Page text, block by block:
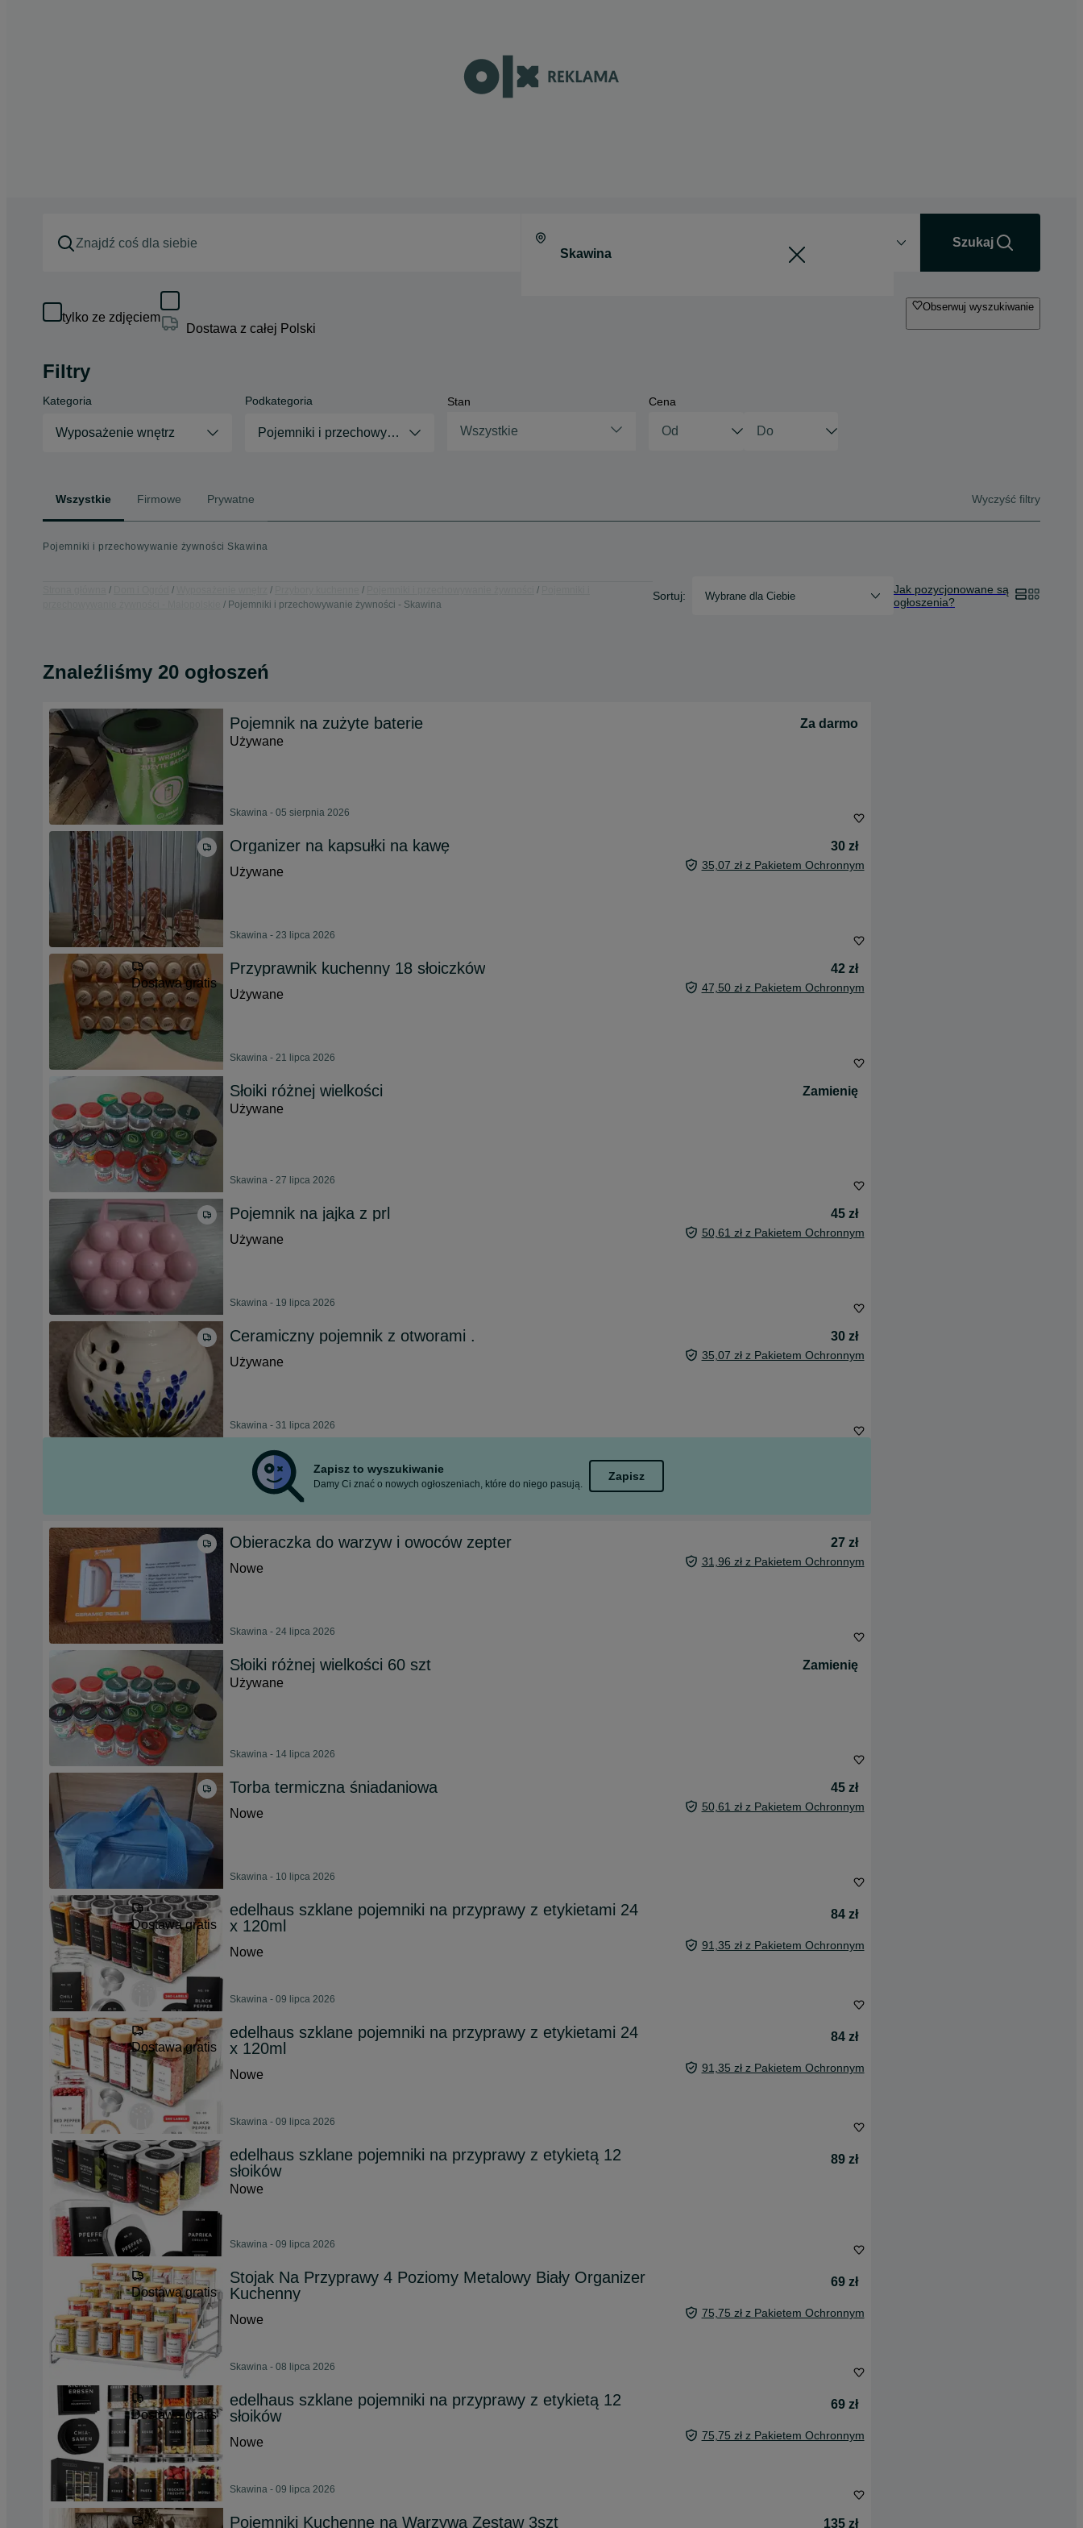
Szukaj
tylko ze zdjęciem
Dostawa z całej Polski
Obserwuj wyszukiwanie
Filtry
Kategoria
Wyposażenie wnętrz
Podkategoria
Pojemniki i przechowywanie żywności
Stan
Wszystkie
Cena
Wszystkie Firmowe Prywatne Wyczyść filtry
Pojemniki i przechowywanie żywności Skawina
Pojemniki i przechowywanie żywności - Skawina
Sortuj: Wybrane dla Ciebie
Jak pozycjonowane są
ogłoszenia?
Znaleźliśmy 20 ogłoszeń
Pojemnik na zużyte baterie
Za darmo
Używane
Skawina - 05 sierpnia 2026
Organizer na kapsułki na kawę
30 zł
Używane
35,07 zł z Pakietem Ochronnym
Skawina - 23 lipca 2026
Dostawa gratis
Przyprawnik kuchenny 18 słoiczków
42 zł
Używane
47,50 zł z Pakietem Ochronnym
Skawina - 21 lipca 2026
Słoiki różnej wielkości
Zamienię
Używane
Skawina - 27 lipca 2026
Pojemnik na jajka z prl
45 zł
Używane
50,61 zł z Pakietem Ochronnym
Skawina - 19 lipca 2026
Ceramiczny pojemnik z otworami .
30 zł
Używane
35,07 zł z Pakietem Ochronnym
Skawina - 31 lipca 2026
Zapisz to wyszukiwanie
Damy Ci znać o nowych ogłoszeniach, które do niego pasują.
Zapisz
Obieraczka do warzyw i owoców zepter
27 zł
Nowe
31,96 zł z Pakietem Ochronnym
Skawina - 24 lipca 2026
Słoiki różnej wielkości 60 szt
Zamienię
Używane
Skawina - 14 lipca 2026
Torba termiczna śniadaniowa
45 zł
Nowe
50,61 zł z Pakietem Ochronnym
Skawina - 10 lipca 2026
Dostawa gratis
edelhaus szklane pojemniki na przyprawy z etykietami 24
x 120ml
84 zł
Nowe 91,35 zł z Pakietem Ochronnym
Skawina - 09 lipca 2026
Dostawa gratis
edelhaus szklane pojemniki na przyprawy z etykietami 24
x 120ml
84 zł
Nowe 91,35 zł z Pakietem Ochronnym
Skawina - 09 lipca 2026
edelhaus szklane pojemniki na przyprawy z etykietą 12
słoików
89 zł
Nowe
Skawina - 09 lipca 2026
Dostawa gratis
Stojak Na Przyprawy 4 Poziomy Metalowy Biały Organizer
Kuchenny
69 zł
Nowe 75,75 zł z Pakietem Ochronnym
Skawina - 08 lipca 2026
Dostawa gratis
edelhaus szklane pojemniki na przyprawy z etykietą 12
słoików
69 zł
Nowe 75,75 zł z Pakietem Ochronnym
Skawina - 09 lipca 2026
Pojemniki Kuchenne na Warzywa Zestaw 3szt 135 zł